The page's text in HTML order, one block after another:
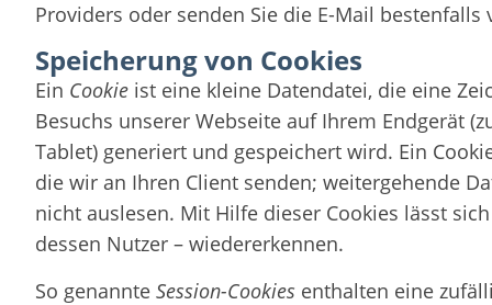
Providers oder senden Sie die E-Mail bestenfalls
Speicherung von Cookies
Ein Cookie ist eine kleine Datendatei, die eine
Besuchs unserer Webseite auf Ihrem Endgerät
Tablet) generiert und gespeichert wird. Ein
die wir an Ihren Client senden; weitergehende
nicht auslesen. Mit Hilfe dieser Cookies lässt
dessen Nutzer – wiedererkennen.
So genannteSession-Cookies enthalten eine